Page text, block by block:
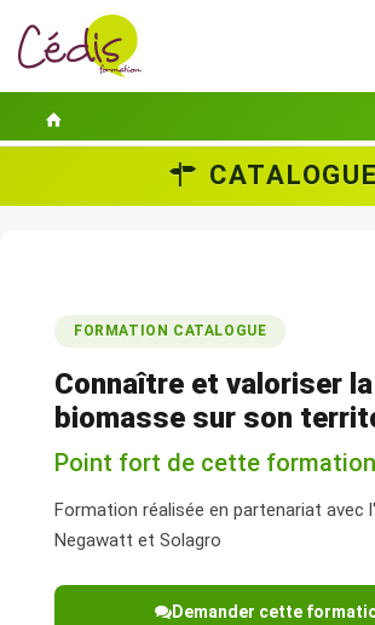
GUIDES PRATIQUES
CONTACT
ESPACE PERSONNEL
CATALOGUE
FORMATION CATALOGUE
Connaître et valoriser la
biomasse sur son
Point fort de cette formation
Formation réalisée en partenariat avec
Negawatt et Solagro
Demander cette